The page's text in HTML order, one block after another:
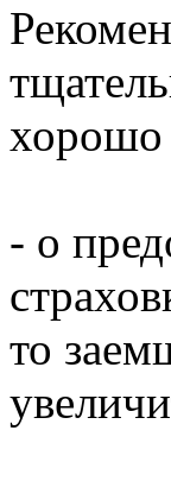
хорошо
- о
то